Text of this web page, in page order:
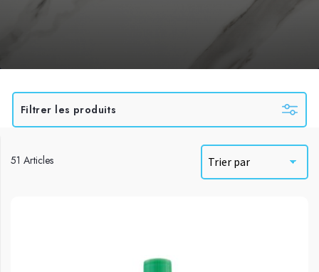
Filtrer les produits
51 Articles